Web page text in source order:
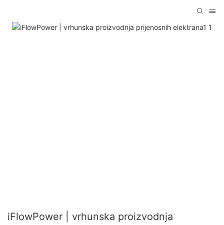
iFlowPower | vrhunska proizvodnja